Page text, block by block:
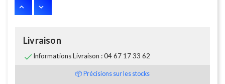
Livraison
Informations Livraison : 04 67 17 33 62
📦 Précisions sur les stocks